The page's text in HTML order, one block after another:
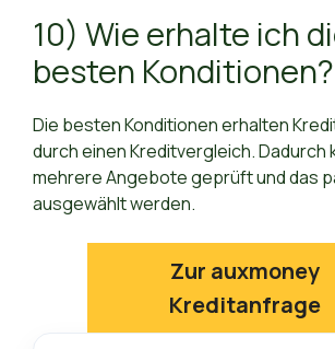
10) Wie erhalte ich
besten Konditionen?
Die besten Konditionen erhalten
durch einen Kreditvergleich. Dadurch
mehrere Angebote geprüft und das
ausgewählt werden.
Zur auxmoney
Kreditanfrage